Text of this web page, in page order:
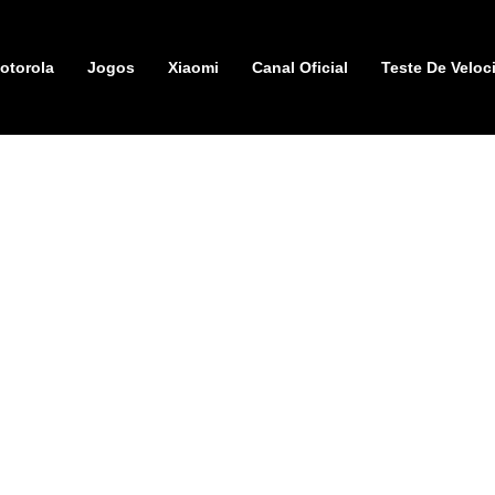
Jogos Xiaomi Canal Oficial Teste De